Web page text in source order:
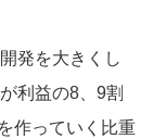
発を大きくし
利益の8、9割
作っていく比重